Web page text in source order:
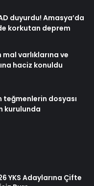
duyurdu! Amasya’da
korkutan deprem
mal varlıklarına ve
haciz konuldu
teğmenlerin dosyası
kurulunda
YKS Adaylarına Çifte